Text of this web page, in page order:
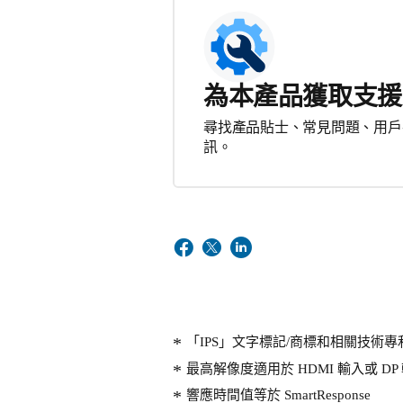
為本產品獲取支援
尋找產品貼士、常見問題、用
訊。
「IPS」文字標記/商標和相關技術
最高解像度適用於 HDMI 輸入或 DP
響應時間值等於 SmartResponse